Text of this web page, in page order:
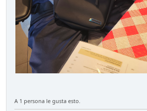
A 1 persona le gusta esto.